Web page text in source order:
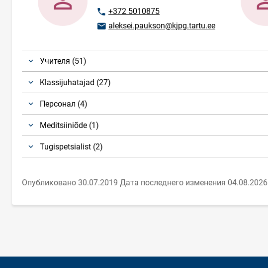
Номер телефона
+372 5010875
E-mail адрес
aleksei.paukson@kjpg.tartu.ee
Учителя (51)
Klassijuhatajad (27)
Персонал (4)
Meditsiiniõde (1)
Tugispetsialist (2)
Опубликовано 30.07.2019 Дата последнего изменения 04.08.2026